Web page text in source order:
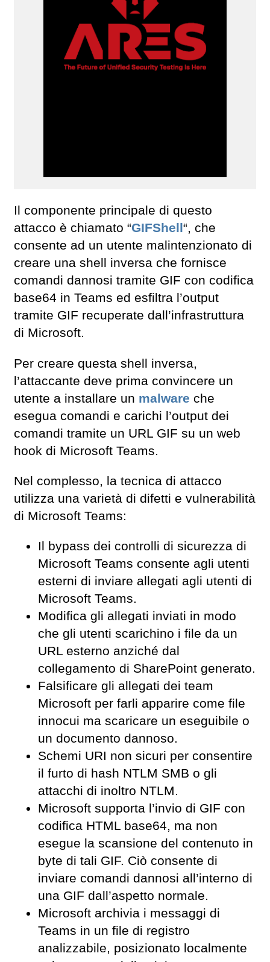
Il componente principale di questo
attacco è chiamato “GIFShell“, che
consente ad un utente malintenzionato di
creare una shell inversa che fornisce
comandi dannosi tramite GIF con codifica
base64 in Teams ed esfiltra l’output
tramite GIF recuperate dall’infrastruttura
di Microsoft.
Per creare questa shell inversa,
l’attaccante deve prima convincere un
utente a installare un malware che
esegua comandi e carichi l’output dei
comandi tramite un URL GIF su un web
hook di Microsoft Teams.
Nel complesso, la tecnica di attacco
utilizza una varietà di difetti e vulnerabilità
di Microsoft Teams:
Il bypass dei controlli di sicurezza di
Microsoft Teams consente agli utenti
esterni di inviare allegati agli utenti di
Microsoft Teams.
Modifica gli allegati inviati in modo
che gli utenti scarichino i file da un
URL esterno anziché dal
collegamento di SharePoint generato.
Falsificare gli allegati dei team
Microsoft per farli apparire come file
innocui ma scaricare un eseguibile o
un documento dannoso.
Schemi URI non sicuri per consentire
il furto di hash NTLM SMB o gli
attacchi di inoltro NTLM.
Microsoft supporta l’invio di GIF con
codifica HTML base64, ma non
esegue la scansione del contenuto in
byte di tali GIF. Ciò consente di
inviare comandi dannosi all’interno di
una GIF dall’aspetto normale.
Microsoft archivia i messaggi di
Teams in un file di registro
analizzabile, posizionato localmente